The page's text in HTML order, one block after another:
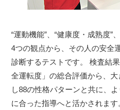
“運動機能”、“健康度・成熟度”
4つの観点から、その人の安全
診断するテストです。 検査結
全運転度」の総合評価から、
し88の性格パターンと共に、
に合った指導へと活かされま